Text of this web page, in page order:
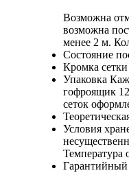
Возможна
возможна
менее 2 м.
Состояние
Кромка сетки
Упаковка
гофроящик
сеток
Условия
Температура
Гарантийный